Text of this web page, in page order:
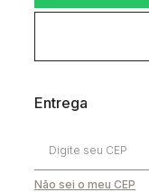
Não sei o meu CEP